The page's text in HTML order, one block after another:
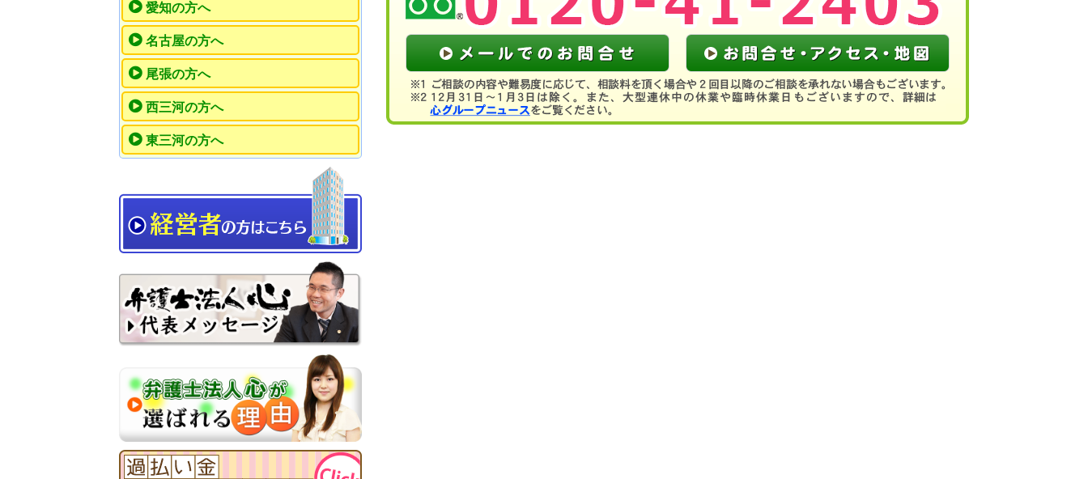
愛知の方へ
名古屋の方へ
尾張の方へ
西三河の方へ
東三河の方へ